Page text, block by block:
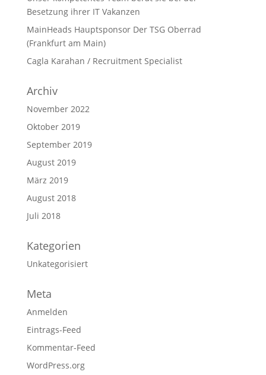
Besetzung ihrer IT Vakanzen
MainHeads Hauptsponsor Der TSG Oberrad
(Frankfurt am Main)
Cagla Karahan / Recruitment Specialist
Archiv
November 2022
Oktober 2019
September 2019
August 2019
März 2019
August 2018
Juli 2018
Kategorien
Unkategorisiert
Meta
Anmelden
Eintrags-Feed
Kommentar-Feed
WordPress.org